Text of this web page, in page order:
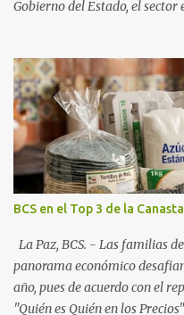
Gobierno del Estado, el sector
una derrama económica sin
este periodo vacacional son
que supera el 70% . Sin
norte del estado. Comondú
impresionante 89% de
creciente en el turismo de
consolidados y emergentes:
picos del 79% en Año Nuevo).
54%. "Estamos viendo un
vienen por el lujo de Los
BCS en el Top 3 de la
La Paz, BCS. - Las familias
panorama económico
año, pues de acuerdo con el
"Quién es Quién en los